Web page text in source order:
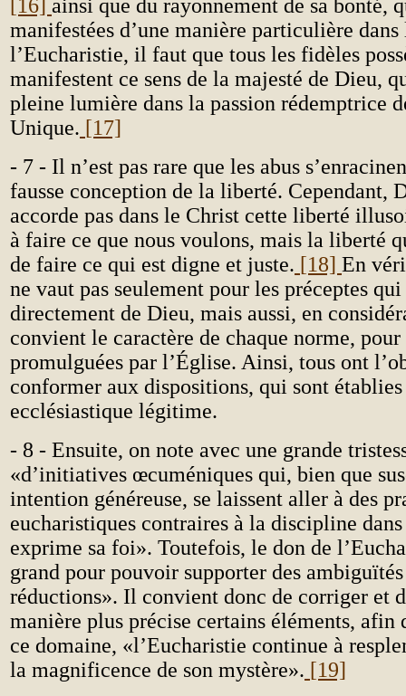
[16] ainsi que du rayonnement de sa bonté,
manifestées d’une manière particulière dans
l’Eucharistie, il faut que tous les fidèles
manifestent ce sens de la majesté de Dieu,
pleine lumière dans la passion rédemptrice
Unique. [17]
- 7 - Il n’est pas rare que les abus
fausse conception de la liberté. Cependant,
accorde pas dans le Christ cette liberté
à faire ce que nous voulons, mais la liberté
de faire ce qui est digne et juste. [18] En
ne vaut pas seulement pour les préceptes
directement de Dieu, mais aussi, en
convient le caractère de chaque norme,
promulguées par l’Église. Ainsi, tous ont
conformer aux dispositions, qui sont
ecclésiastique légitime.
- 8 - Ensuite, on note avec une grande
«d’initiatives œcuméniques qui, bien que
intention généreuse, se laissent aller à des
eucharistiques contraires à la discipline
exprime sa foi». Toutefois, le don de
grand pour pouvoir supporter des ambiguïtés
réductions». Il convient donc de corriger et
manière plus précise certains éléments, afin
ce domaine, «l’Eucharistie continue à
la magnificence de son mystère». [19]